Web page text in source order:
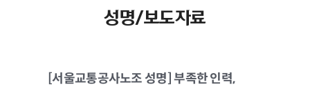
성명/보도자료
[서울교통공사노조 성명] 부족한 인력,